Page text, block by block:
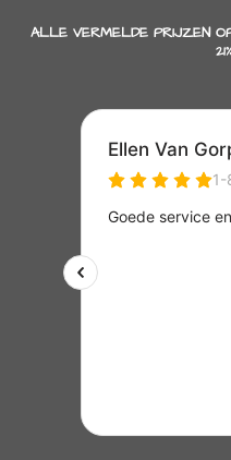
ALLE VERMELDE PRIJZEN